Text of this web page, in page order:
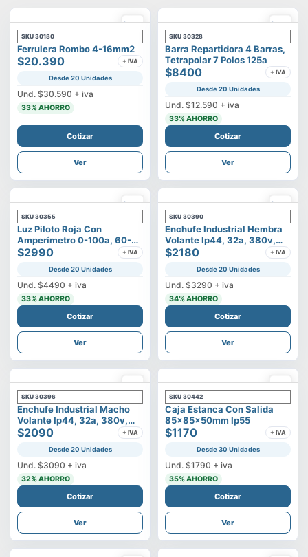
SKU 30180
Ferrulera Rombo 4-16mm2
$20.390 + IVA
Desde 20 Unidades
Und. $30.590 + iva
33% AHORRO
Cotizar
Ver
SKU 30328
Barra Repartidora 4 Barras,
Tetrapolar 7 Polos 125a
$8400 + IVA
Desde 20 Unidades
Und. $12.590 + iva
33% AHORRO
Cotizar
Ver
SKU 30355
Luz Piloto Roja Con
Amperímetro 0-100a, 60-
500v
$2990 + IVA
Desde 20 Unidades
Und. $4490 + iva
33% AHORRO
Cotizar
Ver
SKU 30390
Enchufe Industrial Hembra
Volante Ip44, 32a, 380v,
3p+t
$2180 + IVA
Desde 20 Unidades
Und. $3290 + iva
34% AHORRO
Cotizar
Ver
SKU 30396
Enchufe Industrial Macho
Volante Ip44, 32a, 380v,
3p+t
$2090 + IVA
Desde 20 Unidades
Und. $3090 + iva
32% AHORRO
Cotizar
Ver
SKU 30442
Caja Estanca Con Salida
85x85x50mm Ip55
$1170 + IVA
Desde 30 Unidades
Und. $1790 + iva
35% AHORRO
Cotizar
Ver